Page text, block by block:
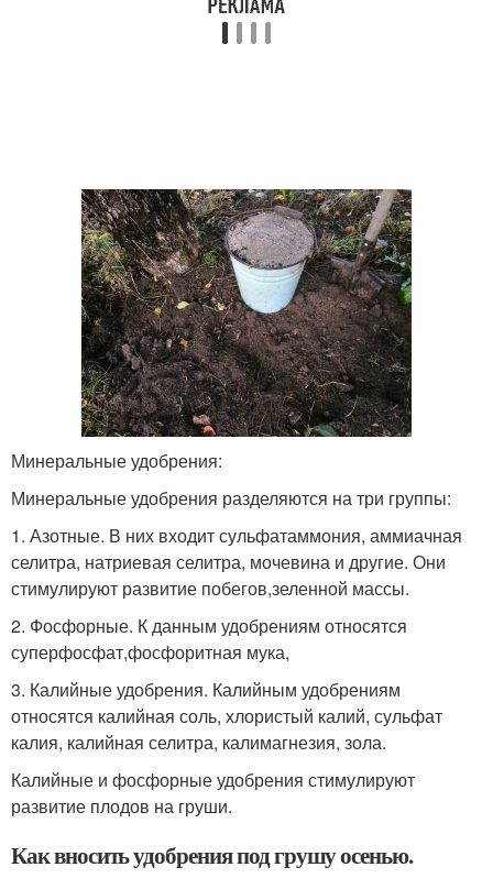
Минеральные удобрения:
Минеральные удобрения разделяются на три группы:
1. Азотные. В них входит сульфатаммония, аммиачная
селитра, натриевая селитра, мочевина и другие. Они
стимулируют развитие побегов,зеленной массы.
2. Фосфорные. К данным удобрениям относятся
суперфосфат,фосфоритная мука,
3. Калийные удобрения. Калийным удобрениям
относятся калийная соль, хлористый калий, сульфат
калия, калийная селитра, калимагнезия, зола.
Калийные и фосфорные удобрения стимулируют
развитие плодов на груши.
Как вносить удобрения под грушу осенью.